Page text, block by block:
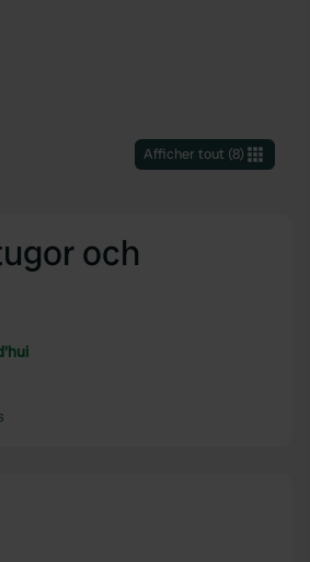
Afficher tout(8)
och